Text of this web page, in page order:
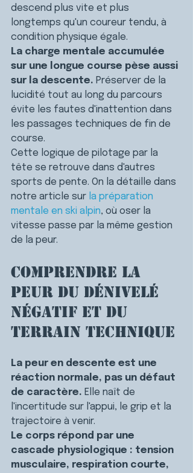
descend plus vite et plus
longtemps qu'un coureur tendu, à
condition physique égale.
La charge mentale accumulée
sur une longue course pèse aussi
sur la descente. Préserver de la
lucidité tout au long du parcours
évite les fautes d'inattention dans
les passages techniques de fin de
course.
Cette logique de pilotage par la
tête se retrouve dans d'autres
sports de pente. On la détaille dans
notre article sur la préparation
mentale en ski alpin, où oser la
vitesse passe par la même gestion
de la peur.
Comprendre la
peur du dénivelé
négatif et du
terrain technique
La peur en descente est une
réaction normale, pas un défaut
de caractère. Elle naît de
l'incertitude sur l'appui, le grip et la
trajectoire à venir.
Le corps répond par une
cascade physiologique : tension
musculaire, respiration courte,